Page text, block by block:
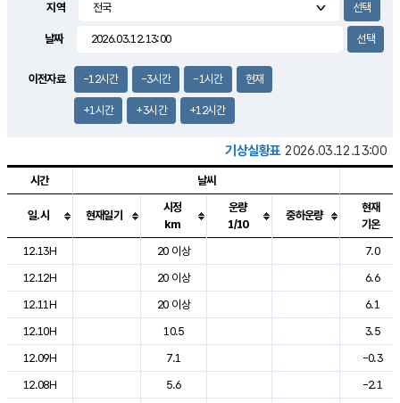
지역
날짜
이전자료 -12시간 -3시간 -1시간 현재
+1시간 +3시간 +12시간
기상실황표 2026.03.12.13:00
도시별 기상실황표로 지점, 날씨, 기온, 강수, 바람, 기압등을 안내한 표입
시간 날씨
일.시 현재일기
시정
km
운량
1/10
중하운량
현재
기온
12.13H
20 이상
7.0
12.12H
20 이상
6.6
12.11H
20 이상
6.1
12.10H
10.5
3.5
12.09H
7.1
-0.3
12.08H
5.6
-2.1